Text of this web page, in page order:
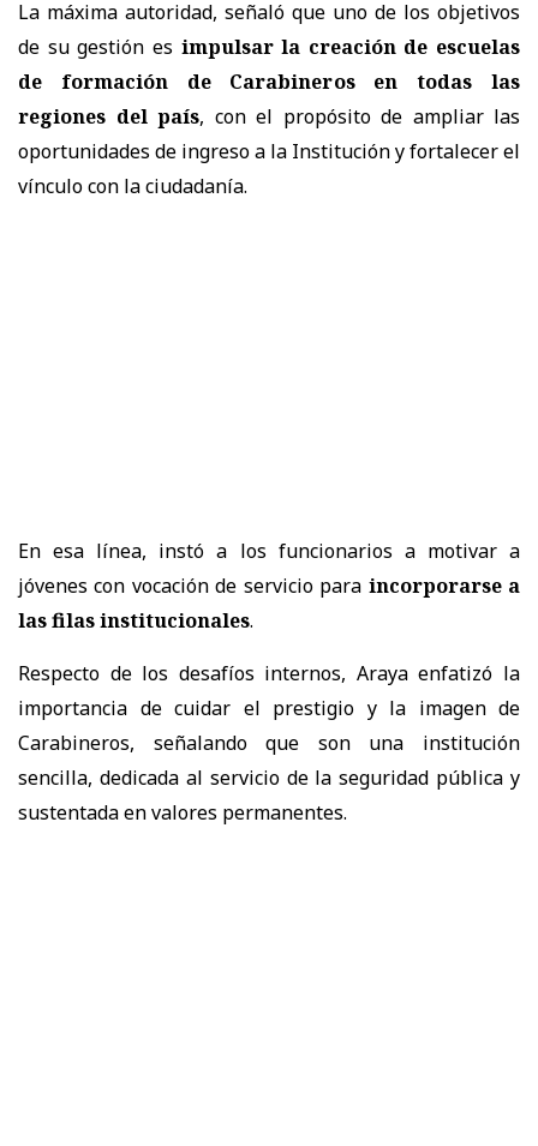
La máxima autoridad, señaló que uno de los objetivos
de su gestión es impulsar la creación de escuelas
de formación de Carabineros en todas las
regiones del país, con el propósito de ampliar las
oportunidades de ingreso a la Institución y fortalecer el
vínculo con la ciudadanía.
En esa línea, instó a los funcionarios a motivar a
jóvenes con vocación de servicio para incorporarse a
las filas institucionales.
Respecto de los desafíos internos, Araya enfatizó la
importancia de cuidar el prestigio y la imagen de
Carabineros, señalando que son una institución
sencilla, dedicada al servicio de la seguridad pública y
sustentada en valores permanentes.